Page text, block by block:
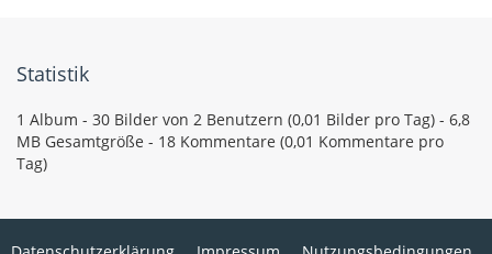
Statistik
1 Album - 30 Bilder von 2 Benutzern (0,01 Bilder pro Tag) - 6,8
MB Gesamtgröße - 18 Kommentare (0,01 Kommentare pro
Tag)